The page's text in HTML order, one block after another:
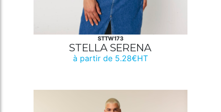
STTW173
STELLA SERENA
à partir de 5.28€HT